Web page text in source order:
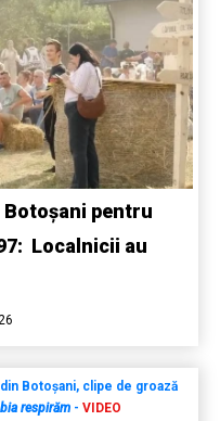
pentru
Localnicii au
Botoșani, clipe de groază
respirăm - VIDEO